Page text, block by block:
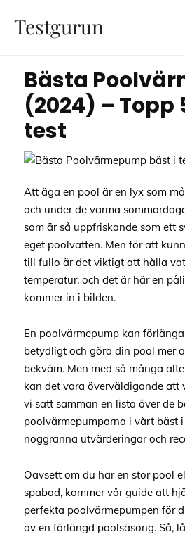
Testgurun
12/09/2024
Bästa
(2024) – Topp
test
Att äga en pool är en lyx som
och under de varma
som är så uppfriskande som ett
eget poolvatten. Men för att
till fullo är det viktigt att hålla
temperatur, och det är här en
kommer in i bilden.
En poolvärmepump kan
betydligt och göra din pool mer
bekväm. Men med så många
kan det vara överväldigande att
vi satt samman en lista över de
poolvärmepumparna i vårt bäst
noggranna utvärderingar och
Oavsett om du har en stor pool
spabad, kommer vår guide att
perfekta poolvärmepumpen för
av en förlängd poolsäsong. Så,